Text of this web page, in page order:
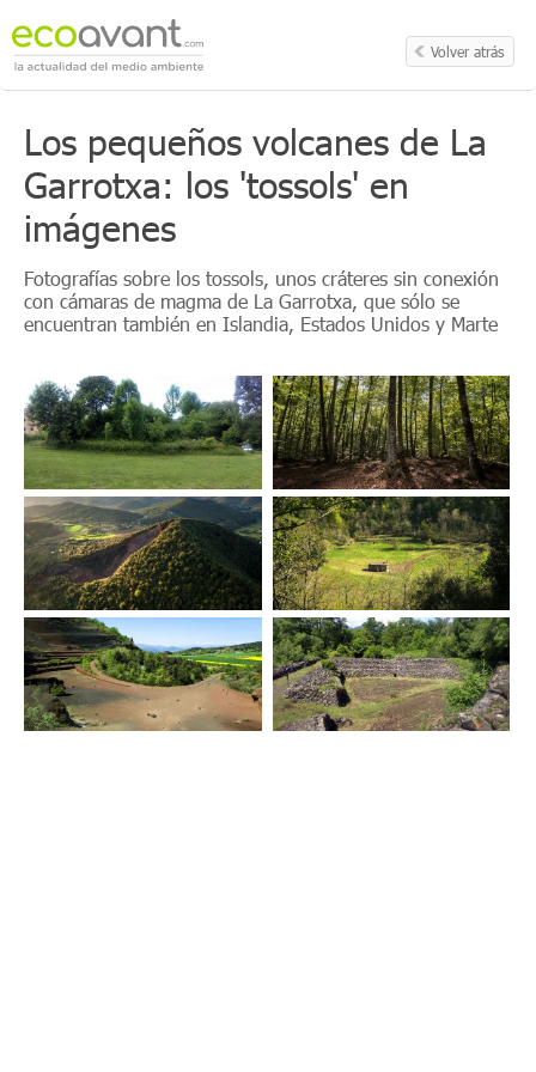
Volver atrás
Los pequeños volcanes de La
Garrotxa: los 'tossols' en
imágenes
Fotografías sobre los tossols, unos cráteres sin conexión
con cámaras de magma de La Garrotxa, que sólo se
encuentran también en Islandia, Estados Unidos y Marte